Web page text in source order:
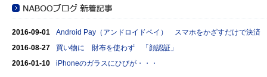
2016-09-01
Android Pay（アンドロイドペイ） スマホをかざすだけで決済
2016-08-27
買い物に 財布を使わず 「顔認証」
2016-01-10
iPhoneのガラスにひびが・・・